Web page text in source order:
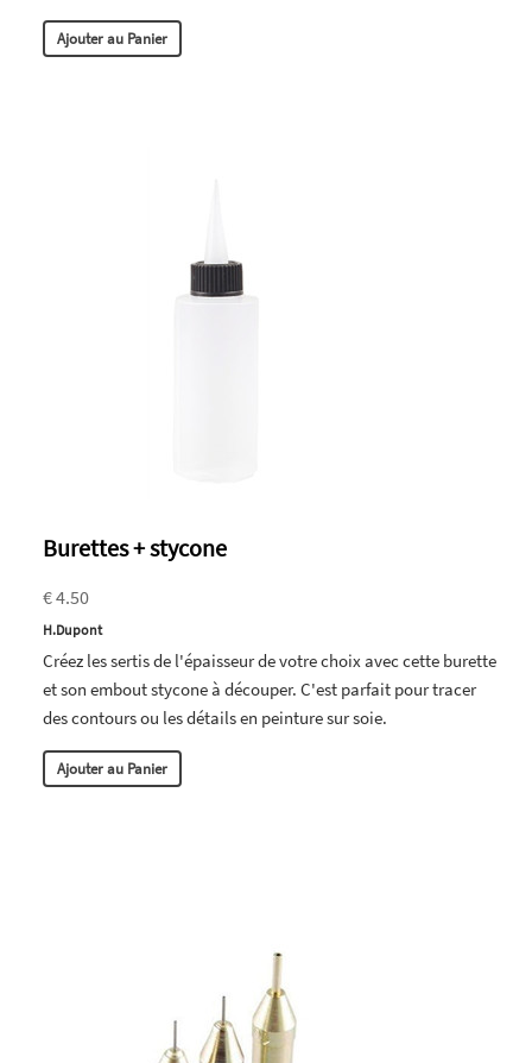
Ajouter au Panier
Burettes + stycone
€ 4.50
H.Dupont
Créez les sertis de l'épaisseur de votre choix avec cette burette
et son embout stycone à découper. C'est parfait pour tracer
des contours ou les détails en peinture sur soie.
Ajouter au Panier